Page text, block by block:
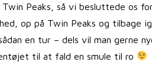
Peaks, så vi besluttede os
op på Twin Peaks og tilbage
en tur – dels vil man gerne
til at fald en smule til ro